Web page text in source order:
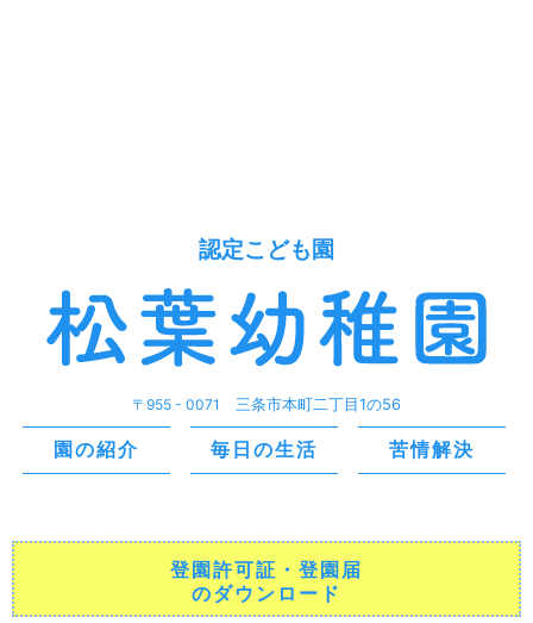
認定こども園
〒955 - 0071 三条市本町二丁目1の56
園の紹介 毎日の生活 苦情解決
登園許可証・登園届
のダウンロード